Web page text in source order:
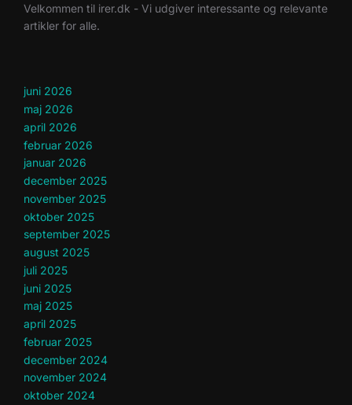
Velkommen til irer.dk - Vi udgiver interessante og relevante
artikler for alle.
juni 2026
maj 2026
april 2026
februar 2026
januar 2026
december 2025
november 2025
oktober 2025
september 2025
august 2025
juli 2025
juni 2025
maj 2025
april 2025
februar 2025
december 2024
november 2024
oktober 2024